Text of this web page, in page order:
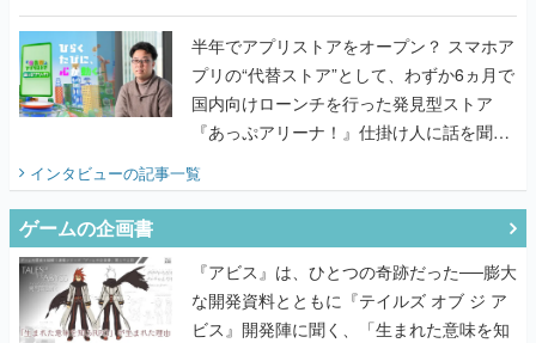
うこだわりをプロデューサーに聞いた
半年でアプリストアをオープン？ スマホア
プリの“代替ストア”として、わずか6ヵ月で
国内向けローンチを行った発見型ストア
『あっぷアリーナ！』仕掛け人に話を聞い
インタビューの記事一覧
ゲームの企画書
『アビス』は、ひとつの奇跡だった──膨大
な開発資料とともに『テイルズ オブ ジ ア
ビス』開発陣に聞く、「生まれた意味を知